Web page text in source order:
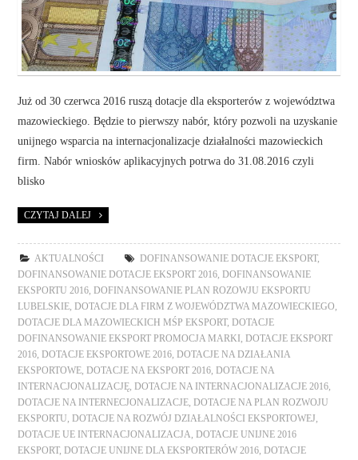
Już od 30 czerwca 2016 ruszą dotacje dla eksporterów z województwa
mazowieckiego. Będzie to pierwszy nabór, który pozwoli na uzyskanie
unijnego wsparcia na internacjonalizacje działalności mazowieckich
firm. Nabór wniosków aplikacyjnych potrwa do 31.08.2016 czyli
blisko
CZYTAJ DALEJ
AKTUALNOŚCI DOFINANSOWANIE DOTACJE EKSPORT,
DOFINANSOWANIE DOTACJE EKSPORT 2016 ,DOFINANSOWANIE
EKSPORTU 2016 ,DOFINANSOWANIE PLAN ROZOWJU EKSPORTU
LUBELSKIE ,DOTACJE DLA FIRM Z WOJEWÓDZTWA MAZOWIECKIEGO
DOTACJE DLA MAZOWIECKICH MŚP EKSPORT,DOTACJE
DOFINANSOWANIE EKSPORT PROMOCJA MARKI
,DOTACJE EKSPORT
2016 ,DOTACJE EKSPORTOWE 2016 ,DOTACJE NA DZIAŁANIA
EKSPORTOWE ,DOTACJE NA EKSPORT 2016 ,DOTACJE NA
INTERNACJONALIZACJĘ ,DOTACJE NA INTERNACJONALIZACJE 2016
DOTACJE NA INTERNECJONALIZACJE ,DOTACJE NA PLAN ROZWOJU
EKSPORTU ,DOTACJE NA ROZWÓJ DZIAŁALNOŚCI EKSPORTOWEJ
DOTACJE UE INTERNACJONALIZACJA ,DOTACJE UNIJNE 2016
EKSPORT,DOTACJE UNIJNE DLA EKSPORTERÓW 2016 ,DOTACJE